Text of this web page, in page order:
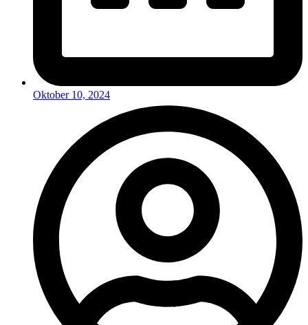
Oktober 10, 2024